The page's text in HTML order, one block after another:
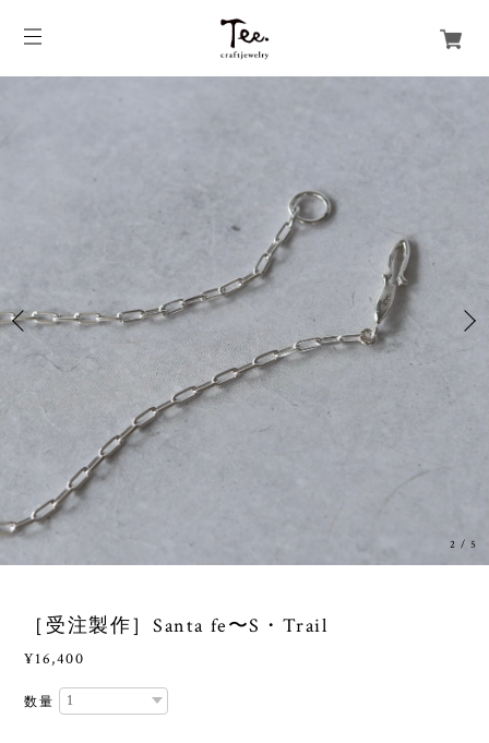
3 /5
［受注製作］Santa fe〜S・Trail
¥16,400
数量